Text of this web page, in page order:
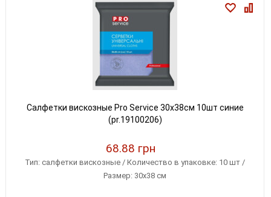
Салфетки вискозные Pro Service 30x38см 10шт синие
(pr.19100206)
68.88 грн
Тип: салфетки вискозные / Количество в упаковке: 10 шт /
Размер: 30x38 см